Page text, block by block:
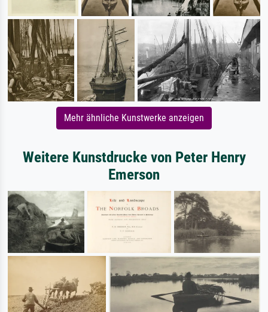
Mehr ähnliche Kunstwerke anzeigen
Weitere Kunstdrucke von Peter Henry
Emerson